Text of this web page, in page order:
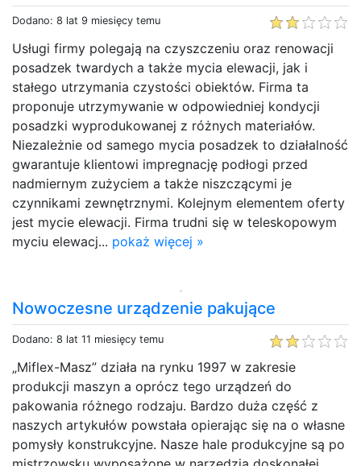
Dodano: 8 lat 9 miesięcy temu
Usługi firmy polegają na czyszczeniu oraz renowacji
posadzek twardych a także mycia elewacji, jak i
stałego utrzymania czystości obiektów. Firma ta
proponuje utrzymywanie w odpowiedniej kondycji
posadzki wyprodukowanej z różnych materiałów.
Niezależnie od samego mycia posadzek to działalność
gwarantuje klientowi impregnację podłogi przed
nadmiernym zużyciem a także niszczącymi je
czynnikami zewnętrznymi. Kolejnym elementem oferty
jest mycie elewacji. Firma trudni się w teleskopowym
myciu elewacj... pokaż więcej »
Nowoczesne urządzenie pakujące
Dodano: 8 lat 11 miesięcy temu
„Miflex-Masz” działa na rynku 1997 w zakresie
produkcji maszyn a oprócz tego urządzeń do
pakowania różnego rodzaju. Bardzo duża część z
naszych artykułów powstała opierając się na o własne
pomysły konstrukcyjne. Nasze hale produkcyjne są po